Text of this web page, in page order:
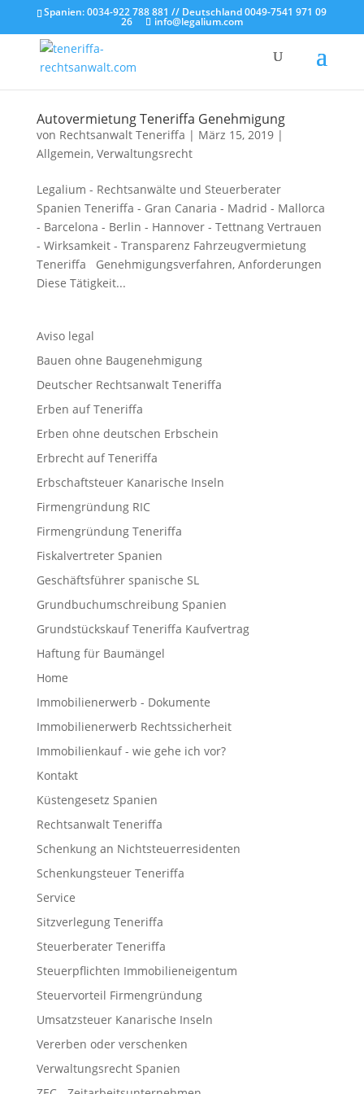
Spanien: 0034-922 788 881 // Deutschland 0049-7541 971 09
26 info@legalium.com
Autovermietung Teneriffa Genehmigung
von Rechtsanwalt Teneriffa | März 15, 2019|
Allgemein, Verwaltungsrecht
Legalium - Rechtsanwälte und Steuerberater
Spanien Teneriffa - Gran Canaria - Madrid - Mallorca
- Barcelona - Berlin - Hannover - Tettnang Vertrauen
- Wirksamkeit - Transparenz Fahrzeugvermietung
Teneriffa Genehmigungsverfahren, Anforderungen
Diese Tätigkeit...
Aviso legal
Bauen ohne Baugenehmigung
Deutscher Rechtsanwalt Teneriffa
Erben auf Teneriffa
Erben ohne deutschen Erbschein
Erbrecht auf Teneriffa
Erbschaftsteuer Kanarische Inseln
Firmengründung RIC
Firmengründung Teneriffa
Fiskalvertreter Spanien
Geschäftsführer spanische SL
Grundbuchumschreibung Spanien
Grundstückskauf Teneriffa Kaufvertrag
Haftung für Baumängel
Home
Immobilienerwerb - Dokumente
Immobilienerwerb Rechtssicherheit
Immobilienkauf - wie gehe ich vor?
Kontakt
Küstengesetz Spanien
Rechtsanwalt Teneriffa
Schenkung an Nichtsteuerresidenten
Schenkungsteuer Teneriffa
Service
Sitzverlegung Teneriffa
Steuerberater Teneriffa
Steuerpflichten Immobilieneigentum
Steuervorteil Firmengründung
Umsatzsteuer Kanarische Inseln
Vererben oder verschenken
Verwaltungsrecht Spanien
Deutschsprachige Beratung in Spanien
Sie wünschen sich rechtliche Sicherheit für Ihr
Vorhaben in Spanien?